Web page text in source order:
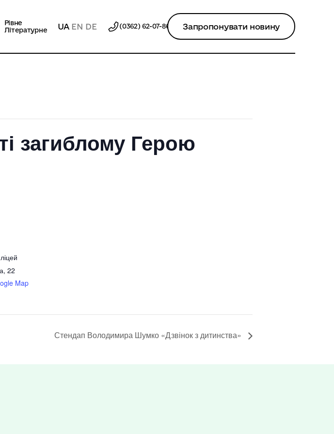
Рівне
Літературне
UA EN DE (0362) 62-07-86 Запропонувати новину
загиблому Герою
22
Map
Стендап Володимира Шумко «Дзвінок з дитинства»